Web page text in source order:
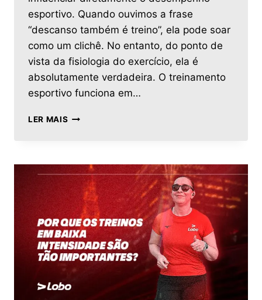
esportivo. Quando ouvimos a frase
“descanso também é treino”, ela pode soar
como um clichê. No entanto, do ponto de
vista da fisiologia do exercício, ela é
absolutamente verdadeira. O treinamento
esportivo funciona em…
LER MAIS